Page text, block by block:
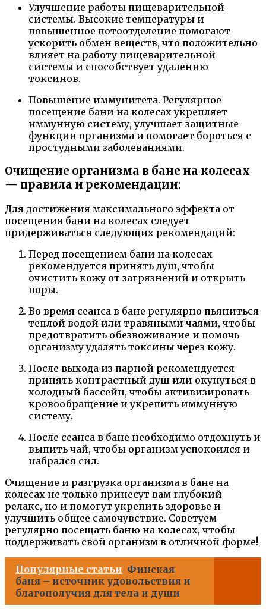
Улучшение работы пищеварительной
системы. Высокие температуры и
повышенное потоотделение помогают
ускорить обмен веществ, что положительно
влияет на работу пищеварительной
системы и способствует удалению
токсинов.
Повышение иммунитета. Регулярное
посещение бани на колесах укрепляет
иммунную систему, улучшает защитные
функции организма и помогает бороться с
простудными заболеваниями.
Очищение организма в бане на колесах
— правила и рекомендации:
Для достижения максимального эффекта от
посещения бани на колесах следует
придерживаться следующих рекомендаций:
Перед посещением бани на колесах
рекомендуется принять душ, чтобы
очистить кожу от загрязнений и открыть
поры.
Во время сеанса в бане регулярно пьяниться
теплой водой или травяными чаями, чтобы
предотвратить обезвоживание и помочь
организму удалять токсины через кожу.
После выхода из парной рекомендуется
принять контрастный душ или окунуться в
холодный бассейн, чтобы активизировать
кровообращение и укрепить иммунную
систему.
После сеанса в бане необходимо отдохнуть и
выпить чай, чтобы организм успокоился и
набрался сил.
Очищение и разгрузка организма в бане на
колесах не только принесут вам глубокий
релакс, но и помогут укрепить здоровье и
улучшить общее самочувствие. Советуем
регулярно посещать баню на колесах, чтобы
поддерживать свой организм в отличной форме!
Популярные статьи Финская
баня – источник удовольствия и
благополучия для тела и души